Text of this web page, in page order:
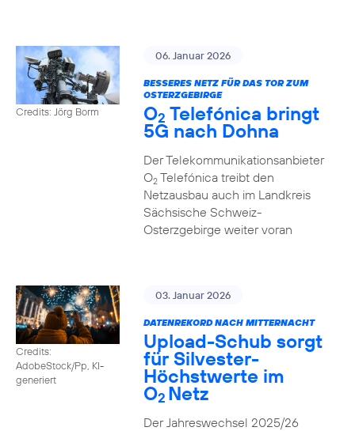
Credits: Jörg Borm
06. Januar 2026
BESSERES NETZ FÜR DAS TOR ZUM
OSTERZGEBIRGE
O2 Telefónica bringt
5G nach Dohna
Der Telekommunikationsanbieter
O2Telefónica treibt den
Netzausbau auch im Landkreis
Sächsische Schweiz-
Osterzgebirge weiter voran
Credits:
AdobeStock/Pp, KI-
generiert
03. Januar 2026
DATENREKORD NACH MITTERNACHT
Upload-Schub sorgt
für Silvester-
Höchstwerte im
O2 Netz
Der Jahreswechsel 2025/26